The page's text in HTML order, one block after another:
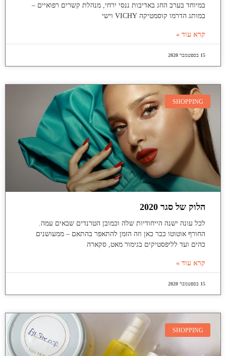
במיוחד בערב החג באדיבות ננסי ירחי, מנהלת קשרים רפואיים –
במותג הדרמו קוסמטיקה VICHY וישי
קרא עוד »
15 בספטמבר 2020
SHOPPING
הלוק של סגר 2020
לכל עונה ישנה הייחודיות שלה וכמובן הטרנדים שבאים עמה.
החורף אוטוטו כבר כאן וזה הזמן להתאפר בהתאם – ממעושנים
כהים ועד לליפסטיקים בגימור מאט, סקארה
קרא עוד »
15 בספטמבר 2020
SHOPPING